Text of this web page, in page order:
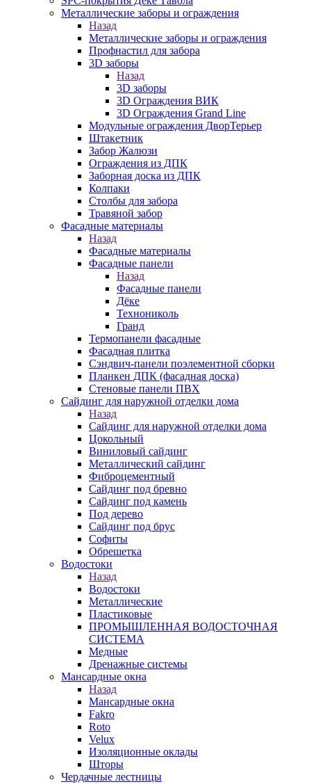
Металлические заборы и ограждения
Назад
Металлические заборы и ограждения
Профнастил для забора
3D заборы
Назад
3D заборы
3D Ограждения ВИК
3D Ограждения Grand Line
Модульные ограждения ДворТерьер
Штакетник
Забор Жалюзи
Ограждения из ДПК
Заборная доска из ДПК
Колпаки
Столбы для забора
Травяной забор
Фасадные материалы
Назад
Фасадные материалы
Фасадные панели
Назад
Фасадные панели
Дёке
Технониколь
Гранд
Термопанели фасадные
Фасадная плитка
Сэндвич-панели поэлементной сборки
Планкен ДПК (фасадная доска)
Стеновые панели ПВХ
Сайдинг для наружной отделки дома
Назад
Сайдинг для наружной отделки дома
Цокольный
Виниловый сайдинг
Металлический сайдинг
Фиброцементный
Сайдинг под бревно
Сайдинг под камень
Под дерево
Сайдинг под брус
Софиты
Обрешетка
Водостоки
Назад
Водостоки
Металлические
Пластиковые
ПРОМЫШЛЕННАЯ ВОДОСТОЧНАЯ
СИСТЕМА
Медные
Дренажные системы
Мансардные окна
Назад
Мансардные окна
Fakro
Roto
Velux
Изоляционные оклады
Шторы
Чердачные лестницы